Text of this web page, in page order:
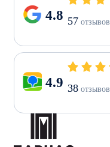
4.8 57 отзывов
4.9 38 отзывов